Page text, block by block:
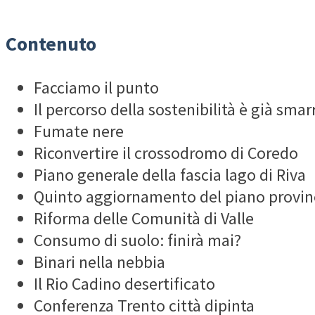
Contenuto
Facciamo il punto
Il percorso della sostenibilità è già
Fumate nere
Riconvertire il crossodromo di Coredo
Piano generale della fascia lago di Riva
Quinto aggiornamento del piano
Riforma delle Comunità di Valle
Consumo di suolo: finirà mai?
Binari nella nebbia
Il Rio Cadino desertificato
Conferenza Trento città dipinta